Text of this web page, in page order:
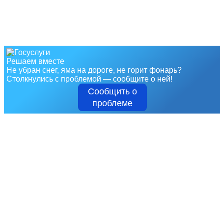
Решаем вместе
Не убран снег, яма на дороге, не горит фонарь?
Столкнулись с проблемой — сообщите о ней!
Сообщить о
проблеме